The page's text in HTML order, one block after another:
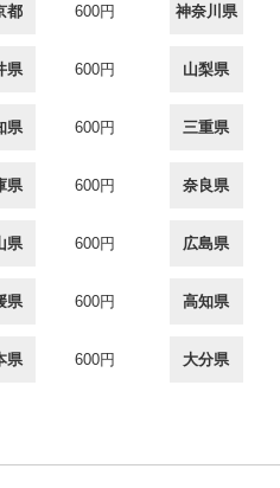
都 600円 神奈川県
県 600円 山梨県
県 600円 三重県
県 600円 奈良県
県 600円 広島県
県 600円 高知県
県 600円 大分県